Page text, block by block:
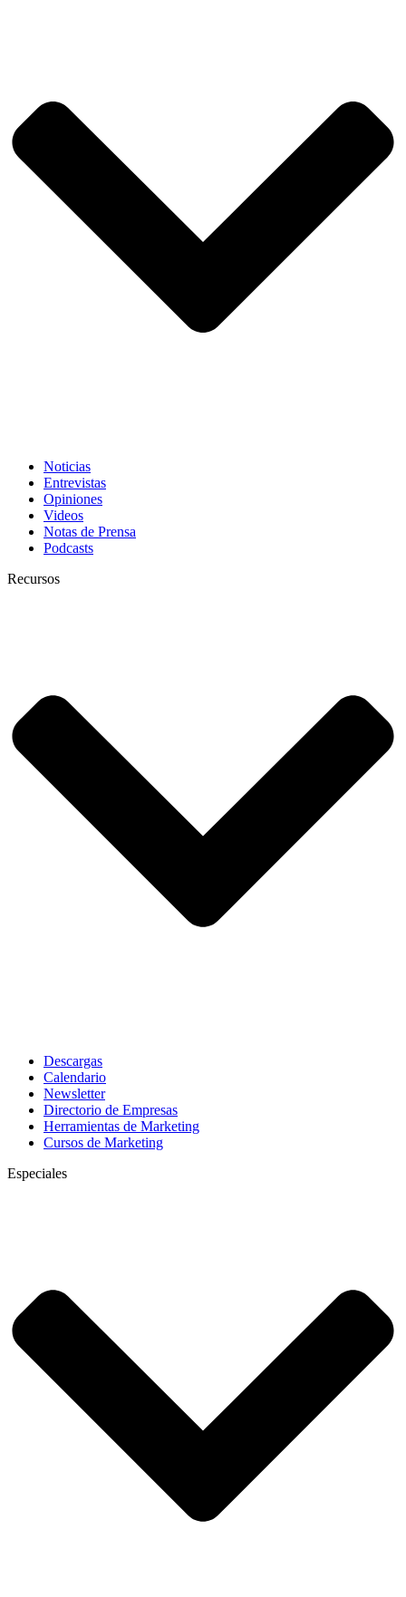
Noticias
Entrevistas
Opiniones
Videos
Notas de Prensa
Podcasts
Recursos
Descargas
Calendario
Newsletter
Directorio de Empresas
Herramientas de Marketing
Cursos de Marketing
Especiales